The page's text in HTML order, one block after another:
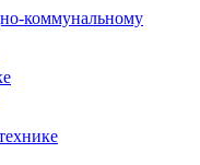
коммунальному